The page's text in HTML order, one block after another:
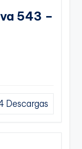
543 –
Descargas